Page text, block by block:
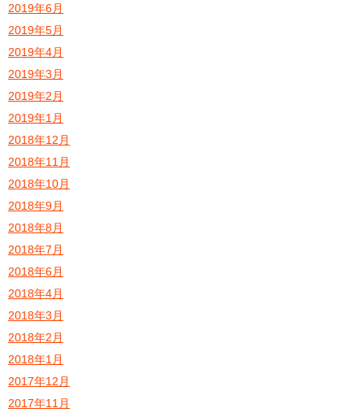
2019年6月
2019年5月
2019年4月
2019年3月
2019年2月
2019年1月
2018年12月
2018年11月
2018年10月
2018年9月
2018年8月
2018年7月
2018年6月
2018年4月
2018年3月
2018年2月
2018年1月
2017年12月
2017年11月